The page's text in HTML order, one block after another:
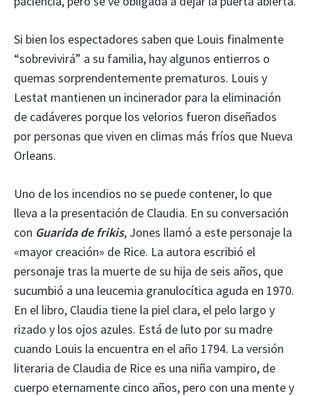
Si bien los espectadores saben que Louis finalmente
“sobrevivirá” a su familia, hay algunos entierros o
quemas sorprendentemente prematuros. Louis y
Lestat mantienen un incinerador para la eliminación
de cadáveres porque los velorios fueron diseñados
por personas que viven en climas más fríos que Nueva
Orleans.
Uno de los incendios no se puede contener, lo que
lleva a la presentación de Claudia. En su conversación
con Guarida de frikis, Jones llamó a este personaje la
«mayor creación» de Rice. La autora escribió el
personaje tras la muerte de su hija de seis años, que
sucumbió a una leucemia granulocítica aguda en 1970.
En el libro, Claudia tiene la piel clara, el pelo largo y
rizado y los ojos azules. Está de luto por su madre
cuando Louis la encuentra en el año 1794. La versión
literaria de Claudia de Rice es una niña vampiro, de
cuerpo eternamente cinco años, pero con una mente y